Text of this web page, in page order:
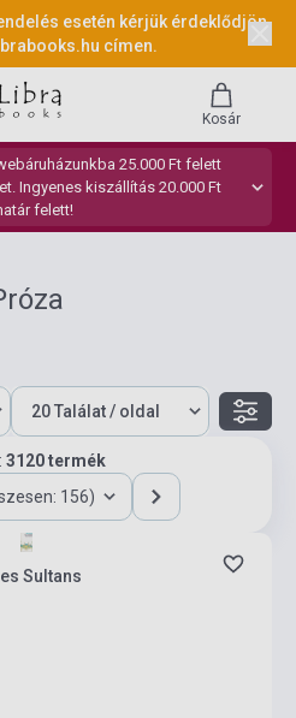
esetén kérjük érdeklődjön
címen.
25.000 Ft felett
Ingyenes kiszállítás 20.000 Ft
felett!
Kosár
3120 termék
156)
Sultans